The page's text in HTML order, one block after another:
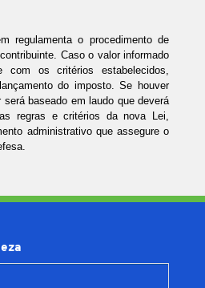
regulamenta o procedimento de
Caso o valor informado
com os critérios estabelecidos,
do imposto. Se houver
baseado em laudo que deverá
regras e critérios da nova Lei,
administrativo que assegure o